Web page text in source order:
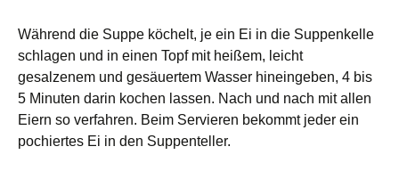
Während die Suppe köchelt, je ein Ei in die Suppenkelle
schlagen und in einen Topf mit heißem, leicht
gesalzenem und gesäuertem Wasser hineingeben, 4 bis
5 Minuten darin kochen lassen. Nach und nach mit allen
Eiern so verfahren. Beim Servieren bekommt jeder ein
pochiertes Ei in den Suppenteller.